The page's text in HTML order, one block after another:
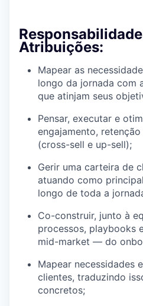
Atribuições:
Mapear as
longo da jornada com
que atinjam seus
Pensar, executar e
engajamento,
(cross-sell e up-sell);
Gerir uma carteira de
atuando como
longo de toda a
Co-construir, junto à
processos, playbooks
mid-market — do
Mapear necessidades
clientes, traduzindo
concretos;